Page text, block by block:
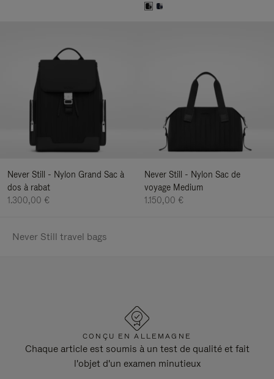
Never Still - Nylon Grand Sac à
dos à rabat
1.300,00 €
Never Still - Nylon Sac de
voyage Medium
1.150,00 €
Never Still travel bags
CONÇU EN ALLEMAGNE
Chaque article est soumis à un test de qualité et fait
l'objet d'un examen minutieux